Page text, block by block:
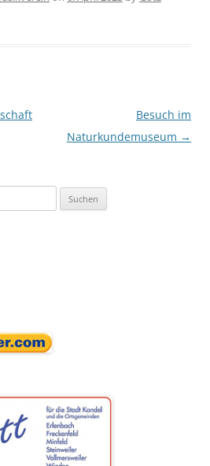
Besuch im
Naturkundemuseum →